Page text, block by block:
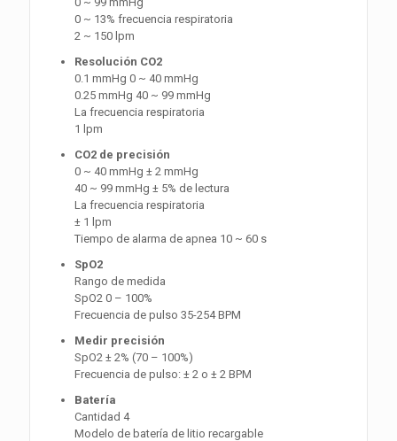
0 ~ 13% frecuencia respiratoria
2 ~ 150 lpm
Resolución CO2
0.1 mmHg 0 ~ 40 mmHg
0.25 mmHg 40 ~ 99 mmHg
La frecuencia respiratoria
1 lpm
CO2 de precisión
0 ~ 40 mmHg ± 2 mmHg
40 ~ 99 mmHg ± 5% de lectura
La frecuencia respiratoria
± 1 lpm
Tiempo de alarma de apnea 10 ~ 60 s
SpO2
Rango de medida
SpO2 0 – 100%
Frecuencia de pulso 35-254 BPM
Medir precisión
SpO2 ± 2% (70 – 100%)
Frecuencia de pulso: ± 2 o ± 2 BPM
Batería
Cantidad 4
Modelo de batería de litio recargable